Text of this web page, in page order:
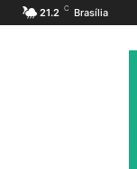
21.2 C Brasília